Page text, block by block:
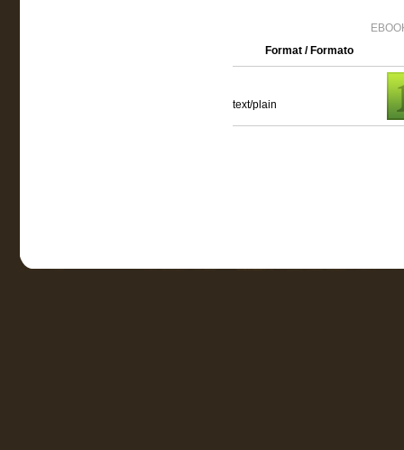
Format / Formato
text/plain